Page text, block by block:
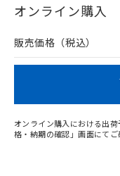
在庫等で未対応品が
問い合わせください。
オンライン購入
販売価格（税込）
オンライン購入における出
格・納期の確認」画面にてご